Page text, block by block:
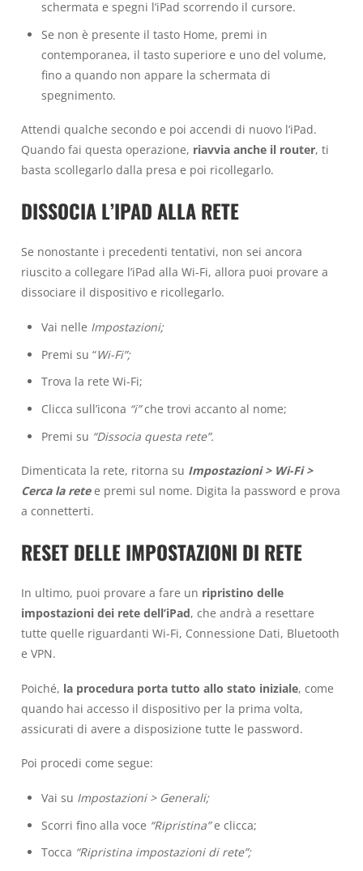
schermata e spegni l’iPad scorrendo il cursore.
Se non è presente il tasto Home, premi in
contemporanea, il tasto superiore e uno del volume,
fino a quando non appare la schermata di
spegnimento.
Attendi qualche secondo e poi accendi di nuovo l’iPad.
Quando fai questa operazione, riavvia anche il router, ti
basta scollegarlo dalla presa e poi ricollegarlo.
DISSOCIA L’IPAD ALLA RETE
Se nonostante i precedenti tentativi, non sei ancora
riuscito a collegare l’iPad alla Wi-Fi, allora puoi provare a
dissociare il dispositivo e ricollegarlo.
Vai nelle Impostazioni;
Premi su “Wi-Fi”;
Trova la rete Wi-Fi;
Clicca sull’icona “i”che trovi accanto al nome;
Premi su “Dissocia questa rete”.
Dimenticata la rete, ritorna su Impostazioni > Wi-Fi >
Cerca la retee premi sul nome. Digita la password e prova
a connetterti.
RESET DELLE IMPOSTAZIONI DI RETE
In ultimo, puoi provare a fare un ripristino delle
impostazioni dei rete dell’iPad, che andrà a resettare
tutte quelle riguardanti Wi-Fi, Connessione Dati, Bluetooth
e VPN.
Poiché, la procedura porta tutto allo stato iniziale, come
quando hai accesso il dispositivo per la prima volta,
assicurati di avere a disposizione tutte le password.
Poi procedi come segue:
Vai su Impostazioni > Generali;
Scorri fino alla voce “Ripristina”e clicca;
Tocca “Ripristina impostazioni di rete”;